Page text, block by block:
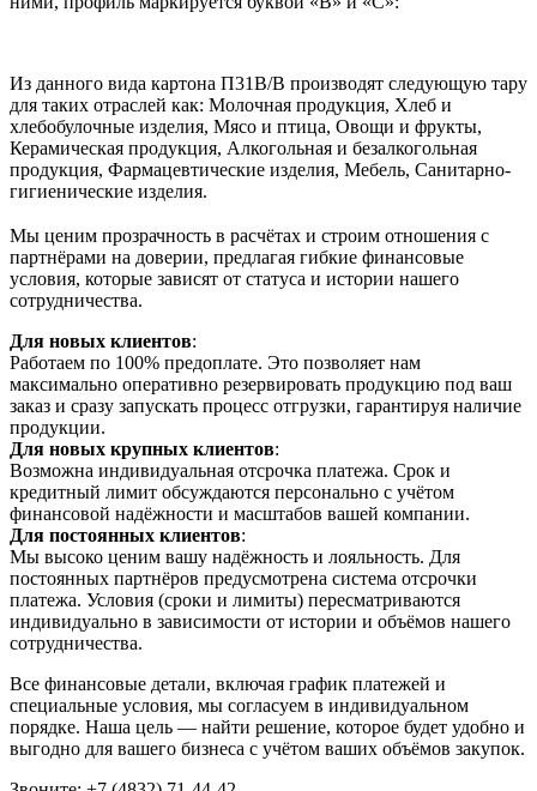
Из данного вида картона П31В/B производят следующую тару
для таких отраслей как: Молочная продукция, Хлеб и
хлебобулочные изделия, Мясо и птица, Овощи и фрукты,
Керамическая продукция, Алкогольная и безалкогольная
продукция, Фармацевтические изделия, Мебель, Санитарно-
гигиенические изделия.
Мы ценим прозрачность в расчётах и строим отношения с
партнёрами на доверии, предлагая гибкие финансовые
условия, которые зависят от статуса и истории нашего
сотрудничества.
Для новых клиентов:
Работаем по 100% предоплате. Это позволяет нам
максимально оперативно резервировать продукцию под ваш
заказ и сразу запускать процесс отгрузки, гарантируя наличие
продукции.
Для новых крупных клиентов:
Возможна индивидуальная отсрочка платежа. Срок и
кредитный лимит обсуждаются персонально с учётом
финансовой надёжности и масштабов вашей компании.
Для постоянных клиентов:
Мы высоко ценим вашу надёжность и лояльность. Для
постоянных партнёров предусмотрена система отсрочки
платежа. Условия (сроки и лимиты) пересматриваются
индивидуально в зависимости от истории и объёмов нашего
сотрудничества.
Все финансовые детали, включая график платежей и
специальные условия, мы согласуем в индивидуальном
порядке. Наша цель — найти решение, которое будет удобно и
выгодно для вашего бизнеса с учётом ваших объёмов закупок.